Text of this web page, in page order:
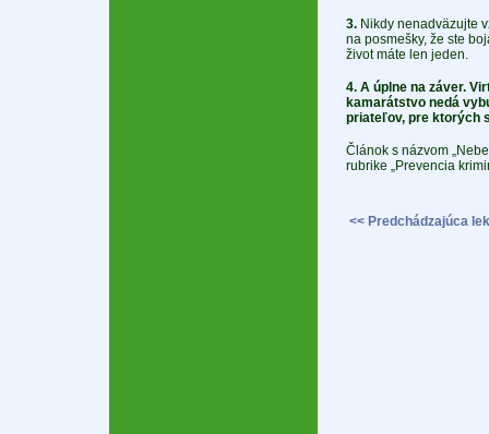
3. Nikdy nenadväzujte
na posmešky, že ste
život máte len jeden.
4. A úplne na záver.
kamarátstvo nedá
priateľov, pre ktorých
Článok s názvom
rubrike „Prevencia
<< Predchádzajúca